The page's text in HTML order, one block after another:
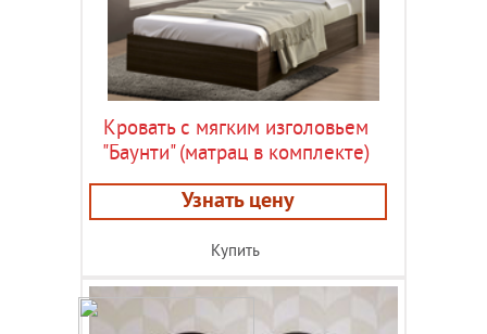
Кровать с мягким изголовьем
"Баунти" (матрац в комплекте)
Узнать цену
Купить